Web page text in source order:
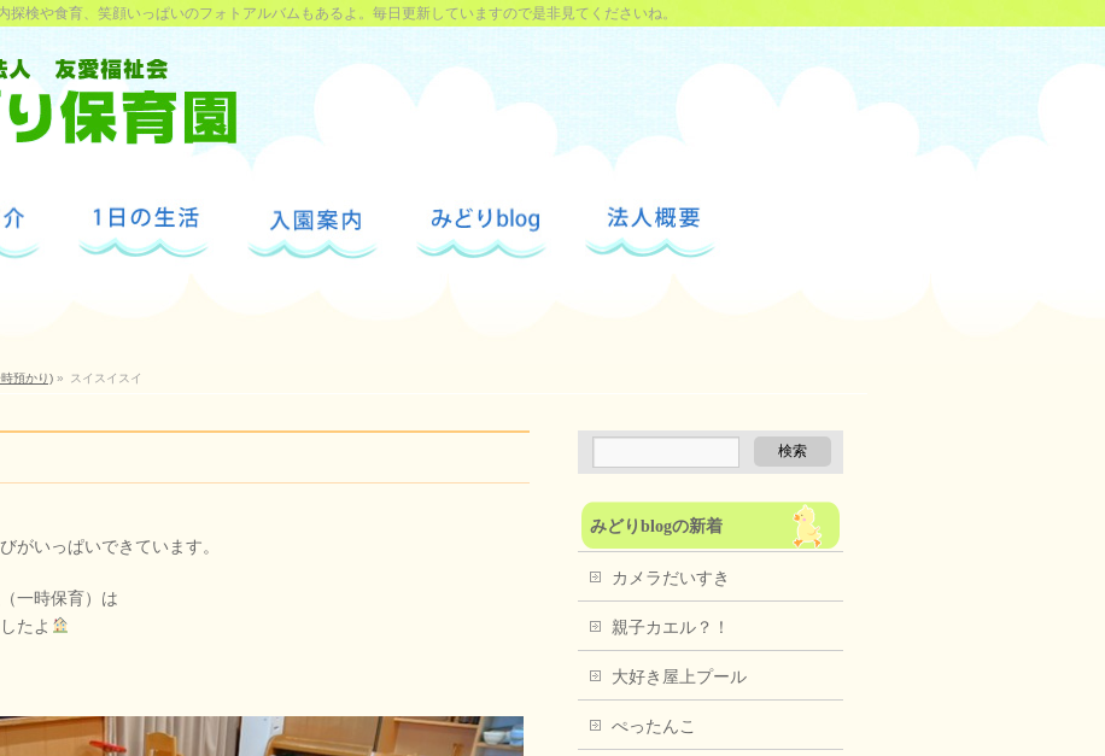
検や食育、笑顔いっぱいのフォトアルバムもあるよ。毎日更新していますので是非見てくださいね。
預かり) » スイスイスイ
がいっぱいできています。
一時保育）は
たよ
みどりblogの新着
カメラだいすき
親子カエル？！
大好き屋上プール
ぺったんこ